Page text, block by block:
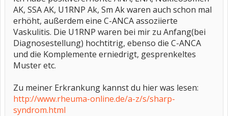
AK, SSA AK, U1RNP Ak, Sm Ak waren auch schon mal
erhöht, außerdem eine C-ANCA assoziierte
Vaskulitis. Die U1RNP waren bei mir zu Anfang(bei
Diagnosestellung) hochtitrig, ebenso die C-ANCA
und die Komplemente erniedrigt, gesprenkeltes
Muster etc.
Zu meiner Erkrankung kannst du hier was lesen:
http://www.rheuma-online.de/a-z/s/sharp-
syndrom.html